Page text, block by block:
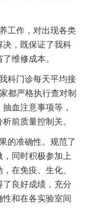
工作，对出现各类
，既保证了我科
维修成本。
科门诊每天平均接
都严格执行查对制
血注意事项等，
前质量控制关。
准确性。规范了
同时积极参加上
在免疫、生化、
良好成绩，充分
和在各实验室间